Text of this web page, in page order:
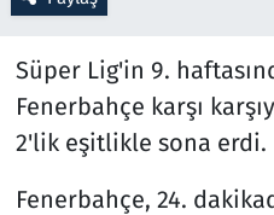
Süper Lig'in 9.
Fenerbahçe karşı
2'lik eşitlikle sona erdi.
Fenerbahçe, 24.
Spor
Teknoloji ve Bilim
Televizyon